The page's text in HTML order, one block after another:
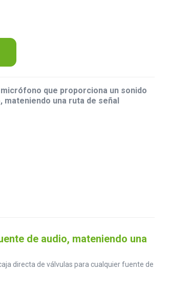
que proporciona un sonido
mateniendo una ruta de señal
de audio, mateniendo una
directa de válvulas para cualquier fuente de